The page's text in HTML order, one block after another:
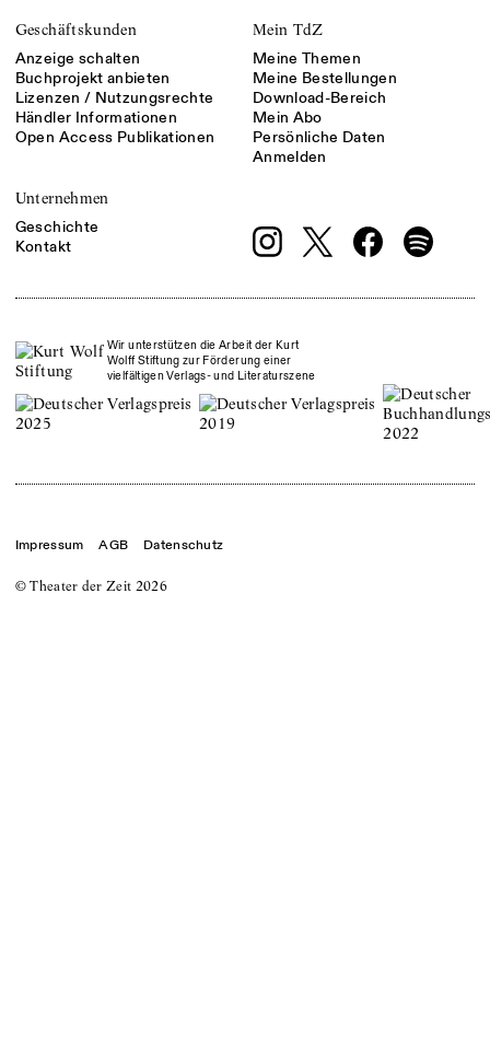
Geschäftskunden
Anzeige schalten
Buchprojekt anbieten
Lizenzen / Nutzungsrechte
Händler Informationen
Open Access Publikationen
Mein TdZ
Meine Themen
Meine Bestellungen
Download-Bereich
Mein Abo
Persönliche Daten
Anmelden
Unternehmen
Geschichte
Kontakt
Wir unterstützen die Arbeit der Kurt
Wolff Stiftung zur Förderung einer
vielfältigen Verlags- und Literaturszene
© Theater der Zeit 2026
Impressum AGB Datenschutz